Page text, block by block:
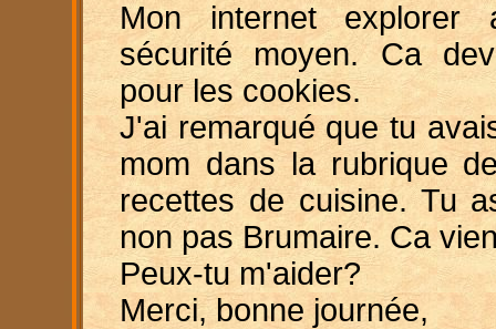
Mon internet
sécurité moyen. Ca
pour les cookies.
J'ai remarqué que tu
mom dans la rubrique
recettes de cuisine. Tu
non pas Brumaire. Ca
Peux-tu m'aider?
Merci, bonne journée,